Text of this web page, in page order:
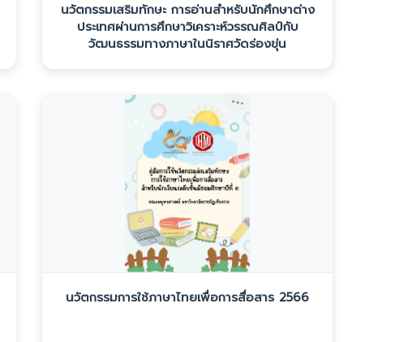
นวัตกรรมเสริมทักษะ การอ่านสำหรับนักศึกษาต่าง
ประเทศผ่านการศึกษาวิเคราะห์วรรณศิลป์กับ
วัฒนธรรมทางภาษาในนิราศวัดร่องขุ่น
นวัตกรรมการใช้ภาษาไทยเพื่อการสื่อสาร 2566